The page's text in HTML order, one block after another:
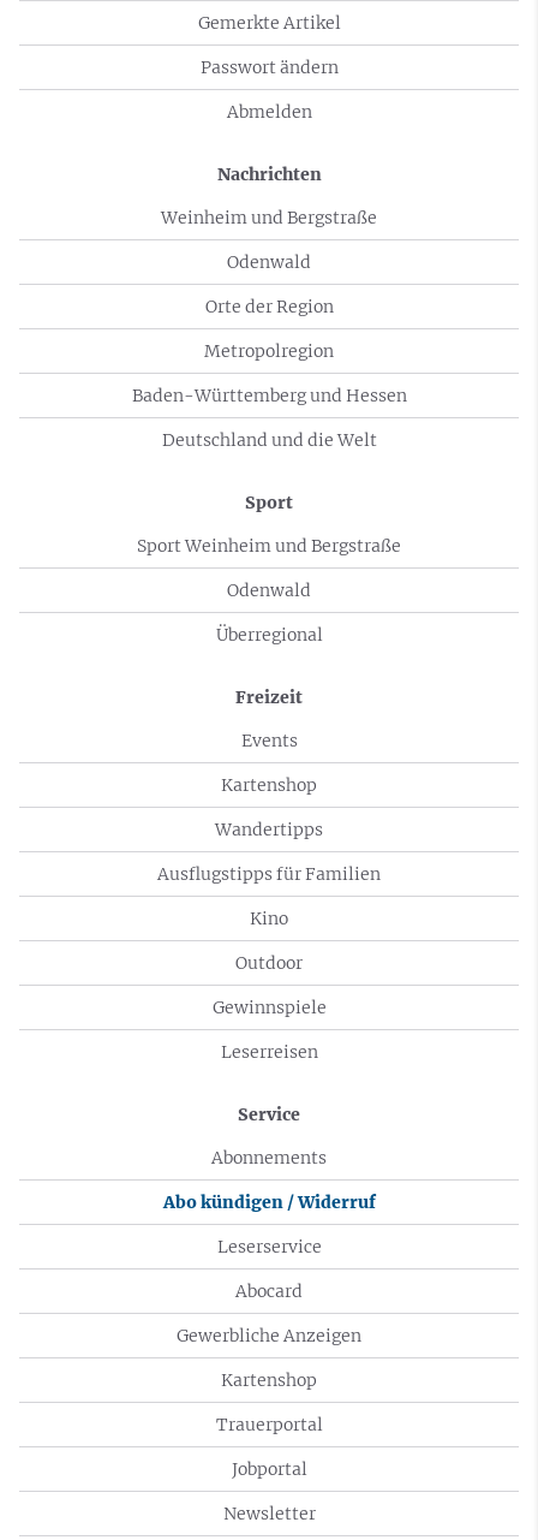
Gemerkte Artikel
Passwort ändern
Abmelden
Nachrichten
Weinheim und Bergstraße
Odenwald
Orte der Region
Metropolregion
Baden-Württemberg und Hessen
Deutschland und die Welt
Sport
Sport Weinheim und Bergstraße
Odenwald
Überregional
Freizeit
Events
Kartenshop
Wandertipps
Ausflugstipps für Familien
Kino
Outdoor
Gewinnspiele
Leserreisen
Service
Abonnements
Abo kündigen / Widerruf
Leserservice
Abocard
Gewerbliche Anzeigen
Kartenshop
Trauerportal
Jobportal
Newsletter